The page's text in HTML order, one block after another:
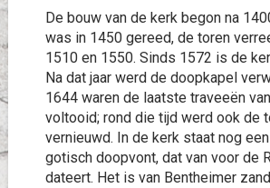
De bouw van de kerk begon na
was in 1450 gereed, de toren
1510 en 1550. Sinds 1572 is de
Na dat jaar werd de doopkapel
1644 waren de laatste traveeën
voltooid; rond die tijd werd ook de
vernieuwd. In de kerk staat nog
gotisch doopvont, dat van voor de
dateert. Het is van Bentheimer